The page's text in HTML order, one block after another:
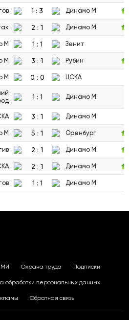
1 : 3 Динамо М
2 : 1 Динамо М
М 1 : 1 Зенит
М 3 : 1 Рубин
М 0 : 0 ЦСКА
1 : 1 Динамо М
3 : 1 Динамо М
М 5 : 1 Оренбург
2 : 1 Динамо М
2 : 1 Динамо М
1 : 1 Динамо М
Охрана труда Подписки
обработки персональных данных
Обратная связь